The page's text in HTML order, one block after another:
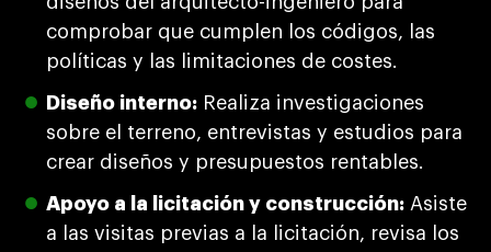
comprobar que cumplen los códigos, las
políticas y las limitaciones de costes.
Diseño interno: Realiza investigaciones
sobre el terreno, entrevistas y estudios para
crear diseños y presupuestos rentables.
Apoyo a la licitación y construcción: Asiste
a las visitas previas a la licitación, revisa los